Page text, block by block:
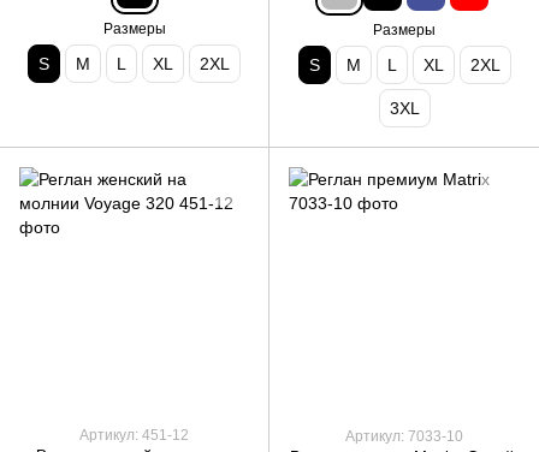
Размеры
S M L XL 2XL
Размеры
S M L XL 2XL
3XL
Артикул: 451-12 Артикул: 7033-10